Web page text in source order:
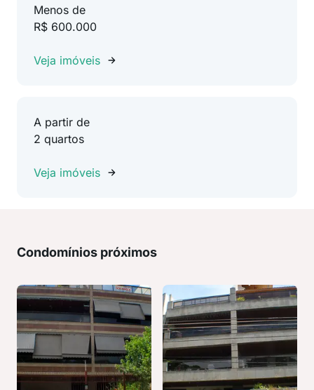
Menos de
R$ 600.000
Veja imóveis
A partir de
2 quartos
Veja imóveis
Condomínios próximos